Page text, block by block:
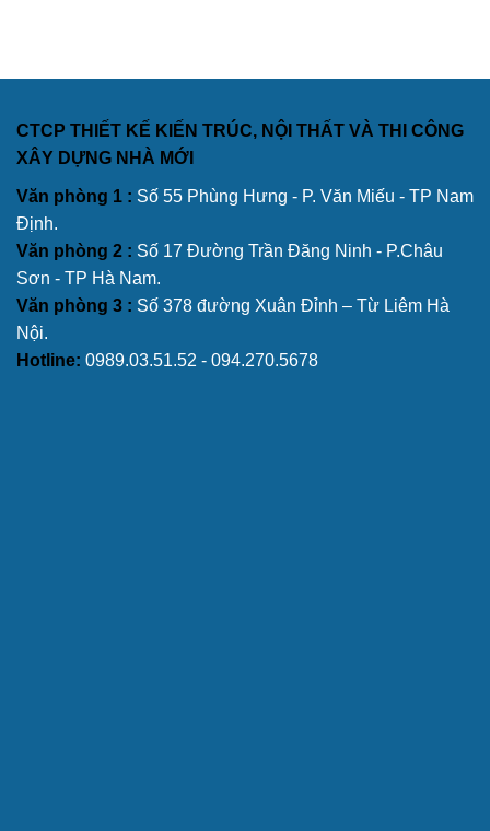
CTCP THIẾT KẾ KIẾN TRÚC, NỘI THẤT VÀ THI CÔNG
XÂY DỰNG NHÀ MỚI
Văn phòng 1 : Số 55 Phùng Hưng - P. Văn Miếu - TP Nam
Định.
Văn phòng 2 : Số 17 Đường Trần Đăng Ninh - P.Châu
Sơn - TP Hà Nam.
Văn phòng 3 : Số 378 đường Xuân Đỉnh – Từ Liêm Hà
Nội.
Hotline: 0989.03.51.52 - 094.270.5678